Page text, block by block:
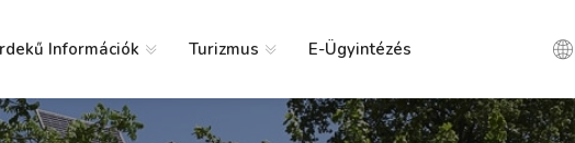
Információk Turizmus E-Ügyintézés